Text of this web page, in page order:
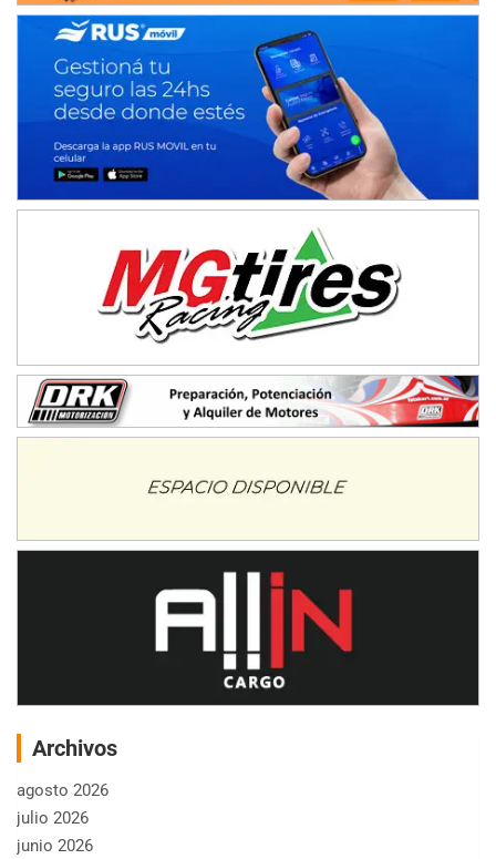
Archivos
agosto 2026
julio 2026
junio 2026